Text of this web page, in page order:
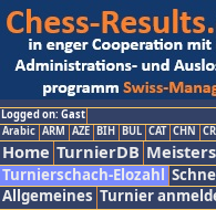
Logged on: Gast
Arabic ARM AZE BIH BUL CAT CHN
Home TurnierDB
Turnierschach-Elozahl
Allgemeines Turnier